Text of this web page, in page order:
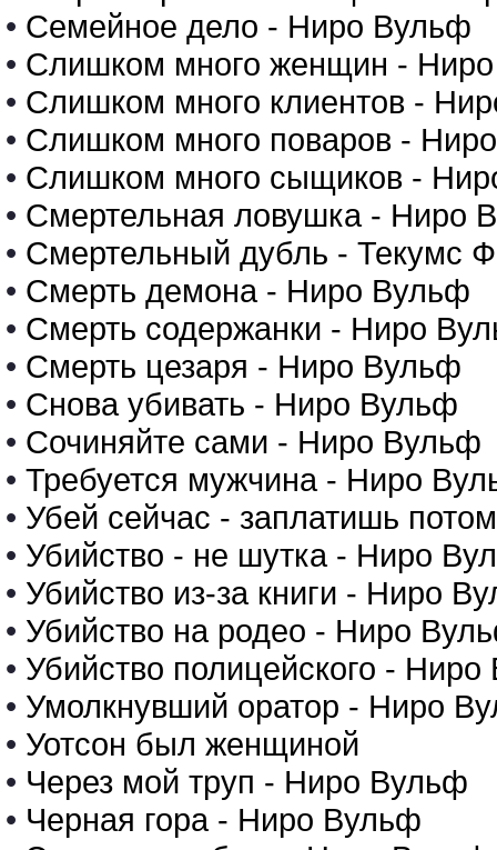
• Семейное дело - Ниро Вульф
• Слишком много женщин -
• Слишком много клиентов -
• Слишком много поваров -
• Слишком много сыщиков -
• Смертельная ловушка - Ниро
• Смертельный дубль - Текумс
• Смерть демона - Ниро Вульф
• Смерть содержанки - Ниро
• Смерть цезаря - Ниро Вульф
• Снова убивать - Ниро Вульф
• Сочиняйте сами - Ниро Вульф
• Требуется мужчина - Ниро
• Убей сейчас - заплатишь
• Убийство - не шутка - Ниро
• Убийство из-за книги - Ниро
• Убийство на родео - Ниро
• Убийство полицейского -
• Умолкнувший оратор - Ниро
• Уотсон был женщиной
• Через мой труп - Ниро Вульф
• Черная гора - Ниро Вульф